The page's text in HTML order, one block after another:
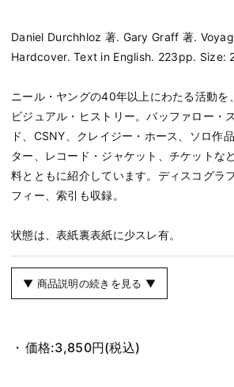
Daniel Durchhloz 著. Gary Graff 著.
Hardcover. Text in English. 223pp. Size:
ニール・ヤングの40年以上にわたる活動を
ビジュアル・ヒストリー。バッファロー・
ド、CSNY、クレイジー・ホース、ソロ作
ター、レコード・ジャケット、チケットな
料とともに紹介しています。ディスコグラ
フィー、索引も収録。
状態は、表紙裏表紙に少スレ有。
▼ 商品説明の続きを見る ▼
価格:3,850円(税込)